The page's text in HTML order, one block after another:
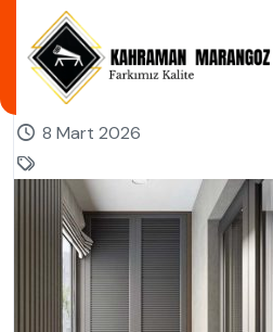
by
8 Mart 2026